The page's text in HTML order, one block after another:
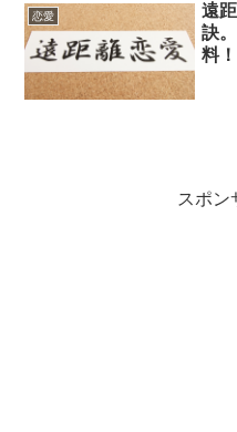
恋愛
遠
訣
料！
スポン